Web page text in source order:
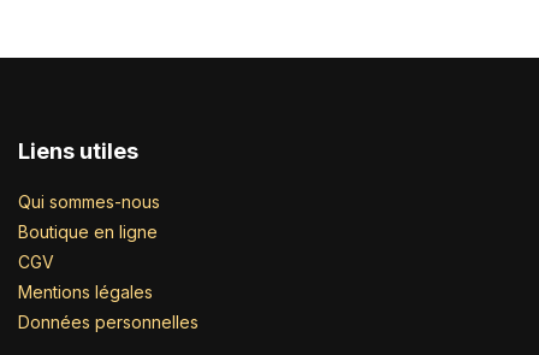
Liens utiles
Qui sommes-nous
Boutique en ligne
CGV
Mentions légales
Données personnelles